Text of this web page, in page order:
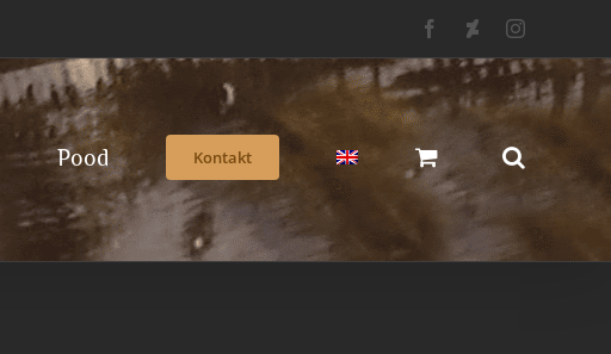
FacebookDeviantartInstagram
Pood Kontakt